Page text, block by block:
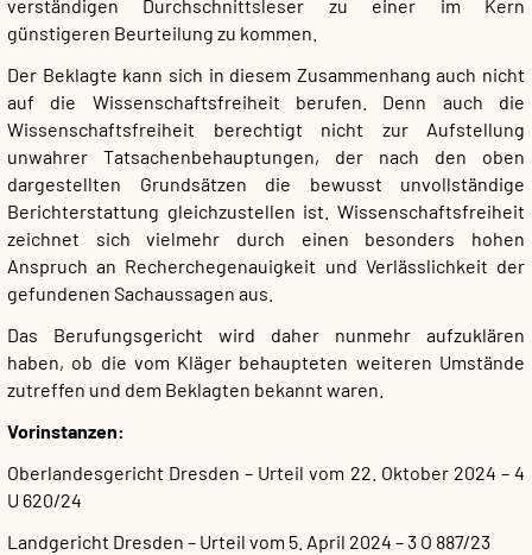
verständigen Durchschnittsleser zu einer im Kern
günstigeren Beurteilung zu kommen.
Der Beklagte kann sich in diesem Zusammenhang auch nicht
auf die Wissenschaftsfreiheit berufen. Denn auch die
Wissenschaftsfreiheit berechtigt nicht zur Aufstellung
unwahrer Tatsachenbehauptungen, der nach den oben
dargestellten Grundsätzen die bewusst unvollständige
Berichterstattung gleichzustellen ist. Wissenschaftsfreiheit
zeichnet sich vielmehr durch einen besonders hohen
Anspruch an Recherchegenauigkeit und Verlässlichkeit der
gefundenen Sachaussagen aus.
Das Berufungsgericht wird daher nunmehr aufzuklären
haben, ob die vom Kläger behaupteten weiteren Umstände
zutreffen und dem Beklagten bekannt waren.
Vorinstanzen:
Oberlandesgericht Dresden – Urteil vom 22. Oktober 2024 – 4
U 620/24
Landgericht Dresden – Urteil vom 5. April 2024 – 3 O 887/23